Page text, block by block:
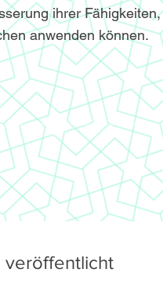
ihrer Fähigkeiten,
anwenden können.
veröffentlicht